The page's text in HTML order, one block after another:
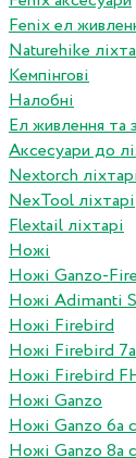
Fenix ел
Naturehike
Кемпінгові
Налобні
Ел живлення та
Аксесуари до
Nextorch
NexTool ліхтарі
Flextail ліхтарі
Ножі
Ножі Ganzo-
Ножі Adimanti
Ножі Firebird
Ножі Firebird 7а
Ножі Firebird
Ножі Ganzo
Ножі Ganzo 6а
Ножі Ganzo 8а